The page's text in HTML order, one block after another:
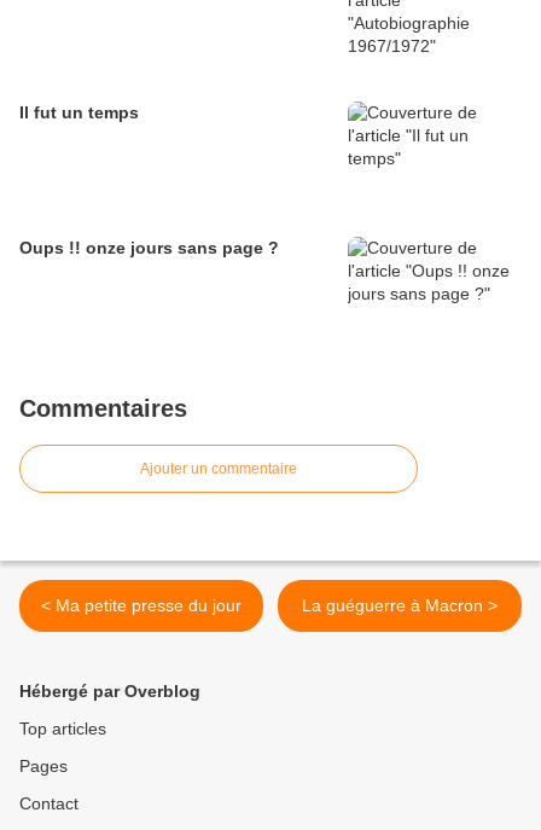
Il fut un temps
Oups !! onze jours sans page ?
Commentaires
Ajouter un commentaire
< Ma petite presse du jour La guéguerre à Macron >
Hébergé par Overblog
Top articles
Pages
Contact